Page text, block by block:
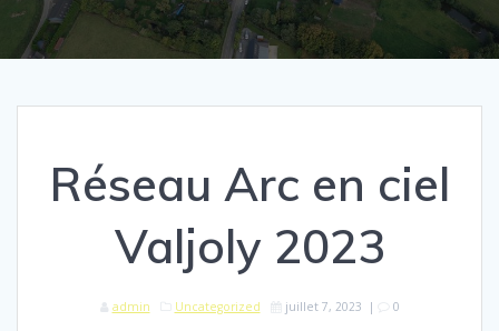
Réseau Arc en ciel
Valjoly 2023
admin Uncategorized juillet 7, 2023 | 0